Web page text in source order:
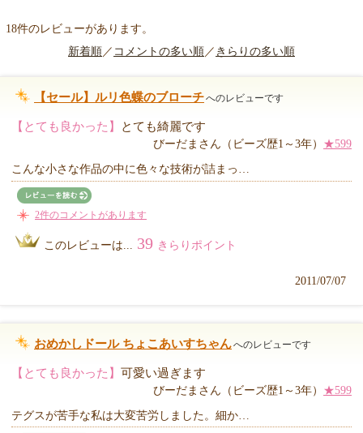
18件のレビューがあります。
新着順／ コメントの多い順／ きらりの多い順
【セール】ルリ色蝶のブローチへのレビューです
【とても良かった】 とても綺麗です
びーだまさん（ビーズ歴1～3年） ★599
こんな小さな作品の中に色々な技術が詰まっ…
2件のコメントがあります
このレビューは... 39 きらりポイント
2011/07/07
おめかしドール ちょこあいすちゃんへのレビューです
【とても良かった】 可愛い過ぎます
びーだまさん（ビーズ歴1～3年） ★599
テグスが苦手な私は大変苦労しました。細か…